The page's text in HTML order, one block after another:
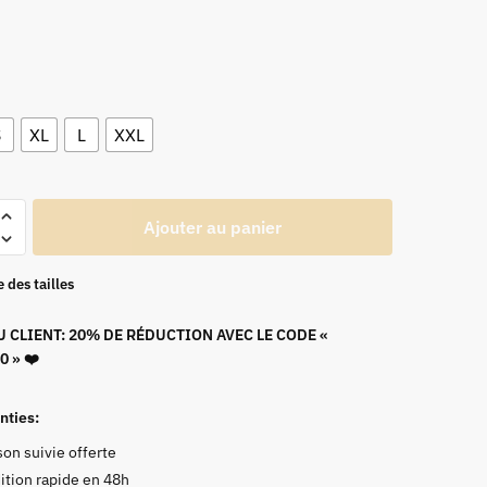
XL L XXL
Ajouter au panier
des tailles
CLIENT: 20% DE RÉDUCTION AVEC LE CODE «
» ❤️
suivie offerte
rapide en 48h